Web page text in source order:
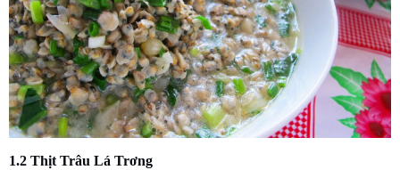
1.2 Thịt Trâu Lá Trơng